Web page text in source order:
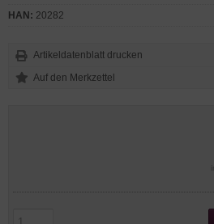
HAN: 20282
Artikeldatenblatt drucken